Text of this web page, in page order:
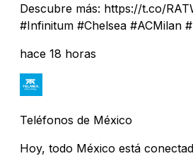
Descubre más: https://t.co/
#Infinitum #Chelsea #ACMilan
hace 18 horas
Teléfonos de México
Hoy, todo México está